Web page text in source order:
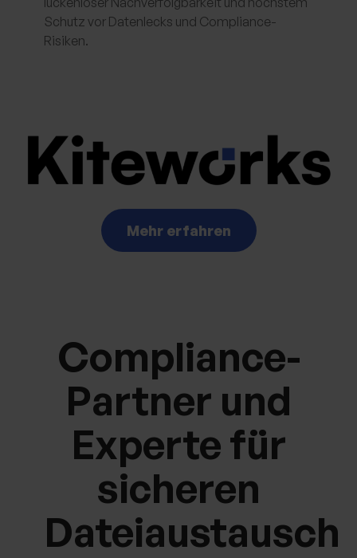
Schutz vor Datenlecks und Compliance-
Risiken.
Mehr erfahren
Compliance-
Partner und
Experte für
sicheren
Dateiaustausch